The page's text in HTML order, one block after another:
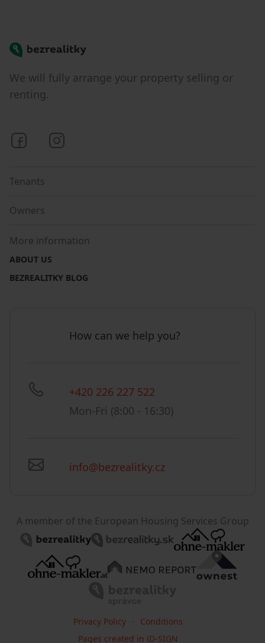
Bezrealitky
We will fully arrange your property selling or
renting.
Bezrealitky on Facebook
Tenants
Owners
More information
ABOUT US
BEZREALITKY BLOG
How can we help you?
+420 226 227 522
Mon-Fri (8:00 - 16:30)
info@bezrealitky.cz
A member of the European Housing Services Group
Privacy Policy
Conditions
Pages created in iD-SIGN